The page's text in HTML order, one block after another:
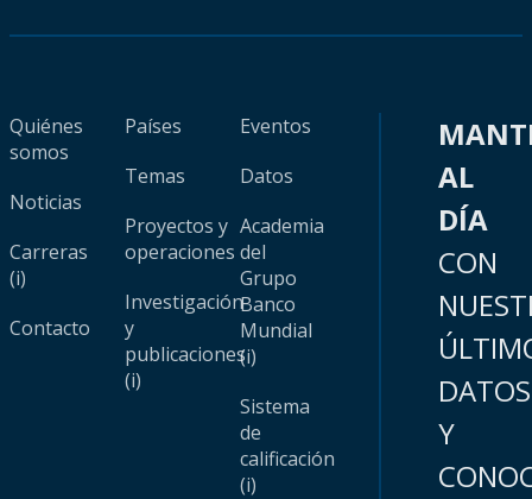
Quiénes
somos
Noticias
Carreras
(i)
Contacto
Países
Temas
Proyectos y
operaciones
Investigación
y
publicaciones
(i)
Eventos
Datos
Academia
del
Grupo
Banco
Mundial
(i)
Sistema
de
calificación
(i)
AL
DÍA
CON
DATOS
Y